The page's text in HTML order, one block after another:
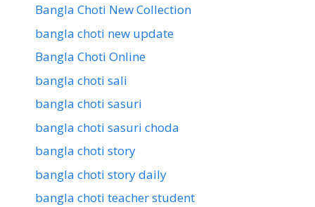
Bangla Choti New Collection
bangla choti new update
Bangla Choti Online
bangla choti sali
bangla choti sasuri
bangla choti sasuri choda
bangla choti story
bangla choti story daily
bangla choti teacher student